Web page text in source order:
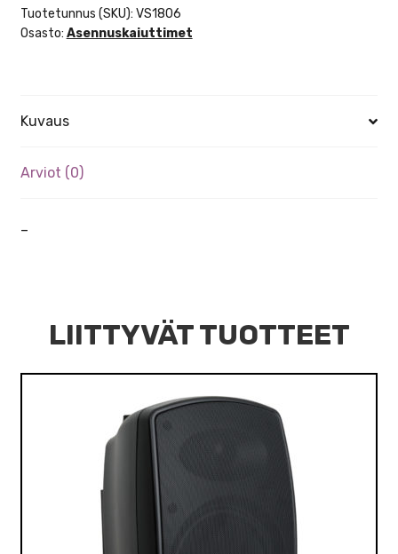
määrä
Tuotetunnus (SKU): VS1806
Osasto: Asennuskaiuttimet
Kuvaus
Arviot (0)
–
LIITTYVÄT TUOTTEET